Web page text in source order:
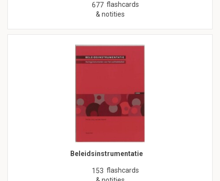
677 flashcards
& notities
Beleidsinstrumentatie
153 flashcards